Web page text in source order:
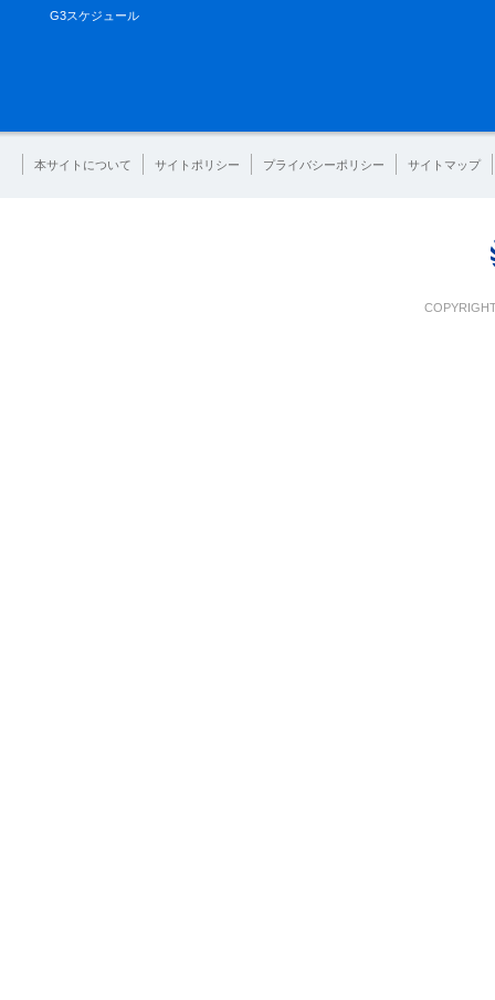
G3スケジュール
本サイトについて サイトポリシー プライバシーポリシー サイトマップ